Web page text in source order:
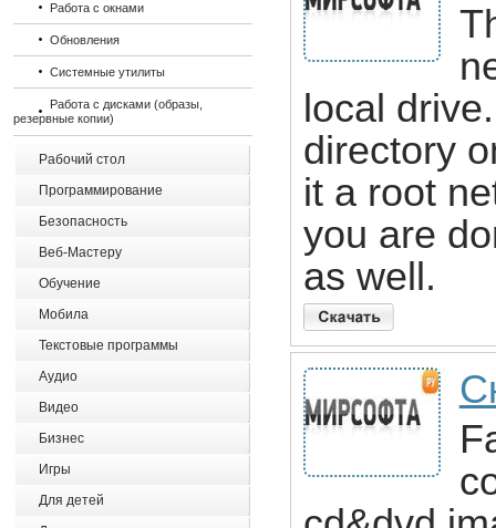
Работа с окнами
Обновления
Системные утилиты
Работа с дисками (образы,
резервные копии)
Рабочий стол
Программирование
Безопасность
Веб-Мастеру
Обучение
Мобила
Текстовые программы
Аудио
Видео
Бизнес
Игры
Для детей
local
directory
it a root
you are
as well.